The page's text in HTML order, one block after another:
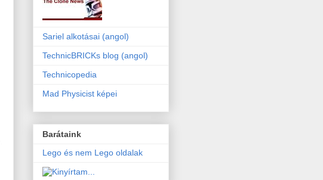
Sariel alkotásai (angol)
TechnicBRICKs blog (angol)
Technicopedia
Mad Physicist képei
Barátaink
Lego és nem Lego oldalak